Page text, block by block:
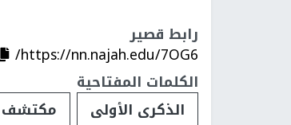
رابط قصير
https://nn.najah.edu/7OG6/
الكلمات المفتاحية
الذكرى الأولى
مكتشف